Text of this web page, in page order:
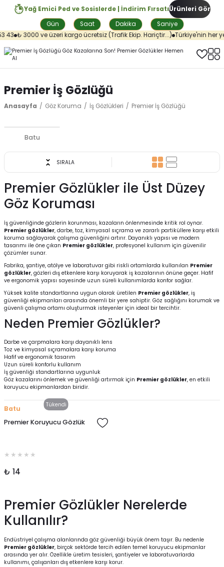
Yağ Emici Ped ve Sosislerde | İndirim Fırsatı
Gün
Saat Dakika Saniye
Ürünleri Gör
₺ 3000 ve üzeri kargo ücretsiz (Trafik Ekip. Hariçtir...) Türkiye'nin her
Premier İş Gözlüğü
Anasayfa Göz Koruma İş Gözlükleri Premier İş Gözlüğü
Batu
SIRALA
Premier Gözlükler ile Üst Düzey
Göz Koruması
İş güvenliğinde gözlerin korunması, kazaların önlenmesinde kritik rol oynar.
Premier gözlükler, darbe, toz, kimyasal sıçrama ve zararlı partiküllere karşı etkili
koruma sağlayarak çalışma güvenliğini artırır. Dayanıklı yapısı ve modern
tasarımı ile öne çıkan Premier gözlükler, profesyonel kullanım için güvenilir
çözümler sunar.
Fabrika, şantiye, atölye ve laboratuvar gibi riskli ortamlarda kullanılan Premier
gözlükler, gözleri dış etkenlere karşı koruyarak iş kazalarının önüne geçer. Hafif
ve ergonomik yapısı sayesinde uzun süreli kullanımlarda konfor sağlar.
Yüksek kalite standartlarına uygun olarak üretilen Premier gözlükler, iş
güvenliği ekipmanları arasında önemli bir yere sahiptir. Göz sağlığını korumak ve
güvenli çalışma ortamı oluşturmak isteyenler için ideal bir tercihtir.
Neden Premier Gözlükler?
Darbe ve çarpmalara karşı dayanıklı lens
Toz ve kimyasal sıçramalara karşı koruma
Hafif ve ergonomik tasarım
Uzun süreli konforlu kullanım
İş güvenliği standartlarına uygunluk
Göz kazalarını önlemek ve güvenliği artırmak için Premier gözlükler, en etkili
koruyucu ekipmanlardan biridir.
Tükendi
Batu
Premier Koruyucu Gözlük
₺ 14
Premier Gözlükler Nerelerde
Kullanılır?
Endüstriyel çalışma alanlarında göz güvenliği büyük önem taşır. Bu nedenle
Premier gözlükler, birçok sektörde tercih edilen temel koruyucu ekipmanlar
arasında yer alır. Özellikle üretim tesisleri, şantiyeler ve laboratuvarlarda
kullanımı, çalışanları dış etkenlere karşı korur.